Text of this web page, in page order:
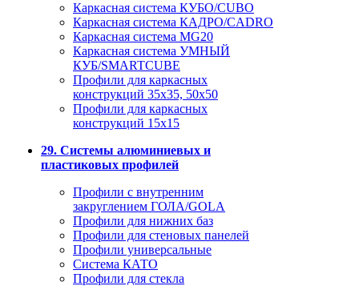
Каркасная система КУБО/CUBO
Каркасная система КАДРО/CADRO
Каркасная система MG20
Каркасная система УМНЫЙ
КУБ/SMARTCUBE
Профили для каркасных
конструкций 35x35, 50x50
Профили для каркасных
конструкций 15х15
29. Системы алюминиевых и
пластиковых профилей
Профили с внутренним
закруглением ГОЛА/GOLA
Профили для нижних баз
Профили для стеновых панелей
Профили универсальные
Система КАТО
Профили для стекла